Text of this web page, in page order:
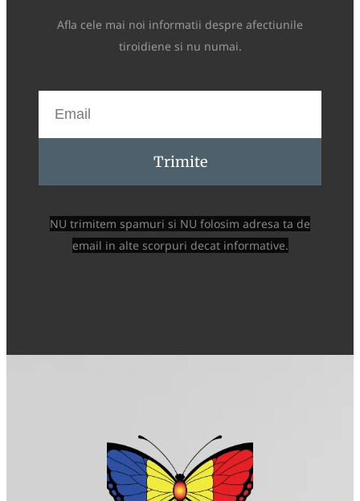
Afla cele mai noi informatii despre afectiunile
tiroidiene si nu numai.
Trimite
NU trimitem spamuri si NU folosim adresa ta de
email in alte scorpuri decat informative.